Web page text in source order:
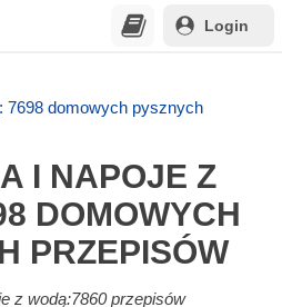
Login
7698 domowych pysznych
I NAPOJE Z
DOMOWYCH
PRZEPISÓW
z wodą:7860 przepisów